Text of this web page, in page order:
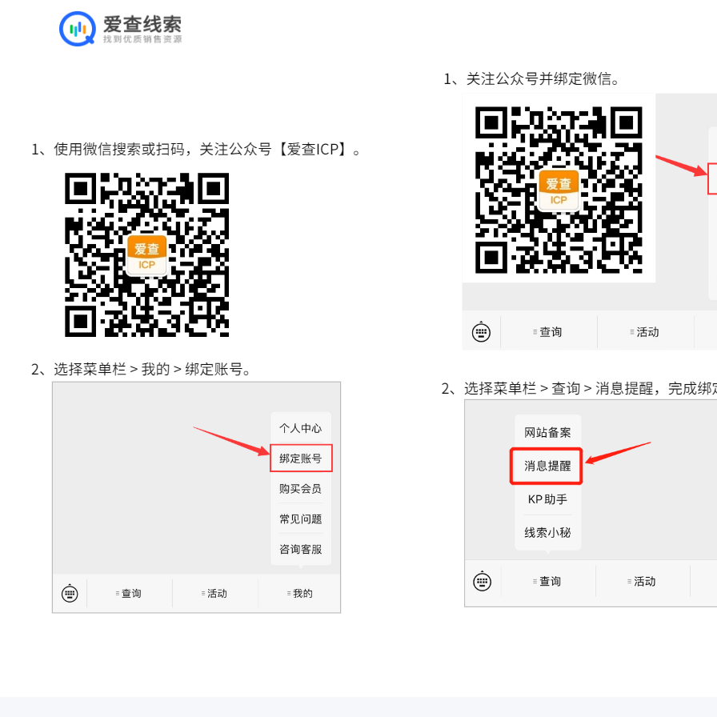
恭喜您已获得专业版会员1天，
短信登录|注册 密码登录
忘记密码？
请输入企业名称：
姓名
企业版主账号和子账号有什么区别？
主账号和子账号享有相同的网站使用特权，主账号可自行添加、修改子账号，每个子账号每月仅限修改1次，请谨慎操作。